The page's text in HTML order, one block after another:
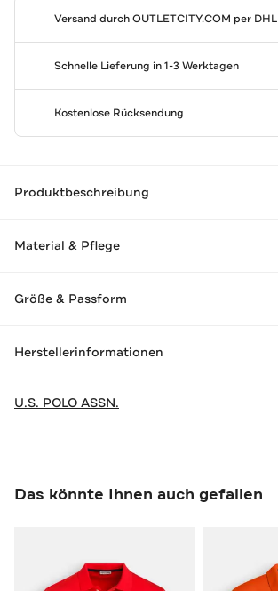
Versand durchOUTLETCITY.COM per DHL
Schnelle Lieferung in 1-3 Werktagen
Kostenlose Rücksendung
Produktbeschreibung
Material & Pflege
Größe & Passform
Herstellerinformationen
U.S. POLO ASSN.
Das könnte Ihnen auch gefallen